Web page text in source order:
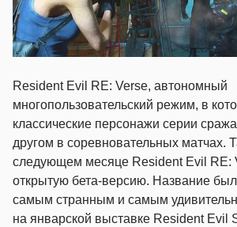
Resident Evil RE: Verse, автономный
многопользовательский режим, в
классические персонажи серии
другом в соревновательных матчах.
следующем месяце Resident Evil RE:
открытую бета-версию. Название
самым странным и самым
на январской выставке Resident Evil